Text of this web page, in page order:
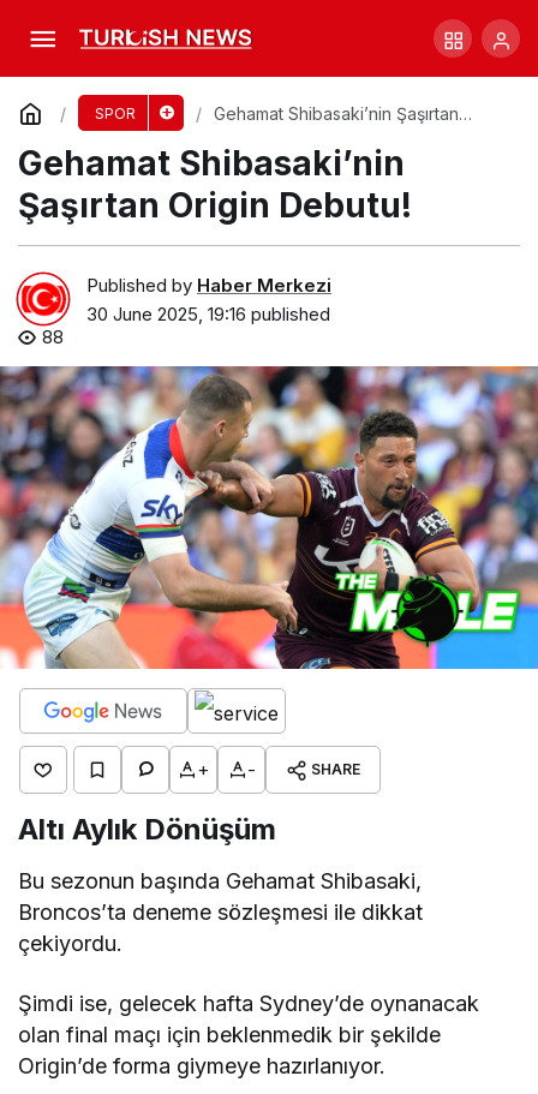
SPOR
Gehamat Shibasaki’nin Şaşırtan
Gehamat Shibasaki’nin
Şaşırtan Origin Debutu!
Published by Haber Merkezi
30 June 2025, 19:16 published
88
+ - SHARE
Altı Aylık Dönüşüm
Bu sezonun başında Gehamat Shibasaki,
Broncos’ta deneme sözleşmesi ile dikkat
çekiyordu.
Şimdi ise, gelecek hafta Sydney’de oynanacak
olan final maçı için beklenmedik bir şekilde
Origin’de forma giymeye hazırlanıyor.
Fevola’nın Yerel Futboldaki Kavgası Gündem
Oldu!Comment